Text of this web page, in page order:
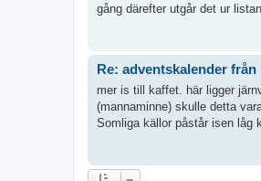
gång därefter utgår det ur
Re: adventskalender
mer is till kaffet. här ligger
(mannaminne) skulle detta
Somliga källor påstår isen låg